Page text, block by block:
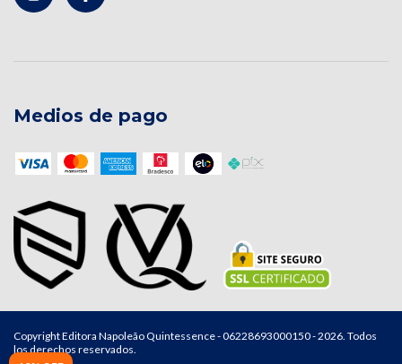
Medios de pago
Copyright Editora Napoleão Quintessence - 06228693000150 - 2026. Todos
los derechos reservados.